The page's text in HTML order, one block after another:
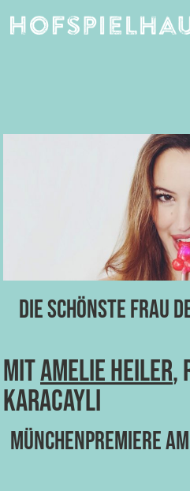
Die schönste Frau
MitAmelie Heiler,
Karacayli
Münchenpremiere am